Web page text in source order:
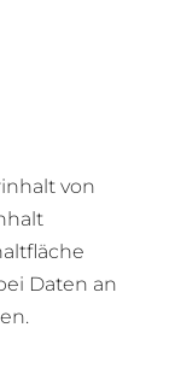
von
Daten an